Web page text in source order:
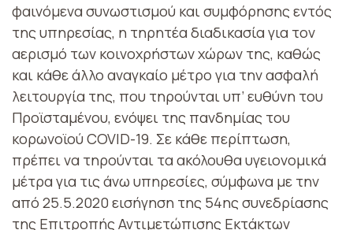
φαινόμενα συνωστισμού και συμφόρησης εντός
της υπηρεσίας, η τηρητέα διαδικασία για τον
αερισμό των κοινοχρήστων χώρων της, καθώς
και κάθε άλλο αναγκαίο μέτρο για την ασφαλή
λειτουργία της, που τηρούνται υπ’ ευθύνη του
Προϊσταμένου, ενόψει της πανδημίας του
κορωνοϊού COVID-19. Σε κάθε περίπτωση,
πρέπει να τηρούνται τα ακόλουθα υγειονομικά
μέτρα για τις άνω υπηρεσίες, σύμφωνα με την
από 25.5.2020 εισήγηση της 54ης συνεδρίασης
της Επιτροπής Αντιμετώπισης Εκτάκτων